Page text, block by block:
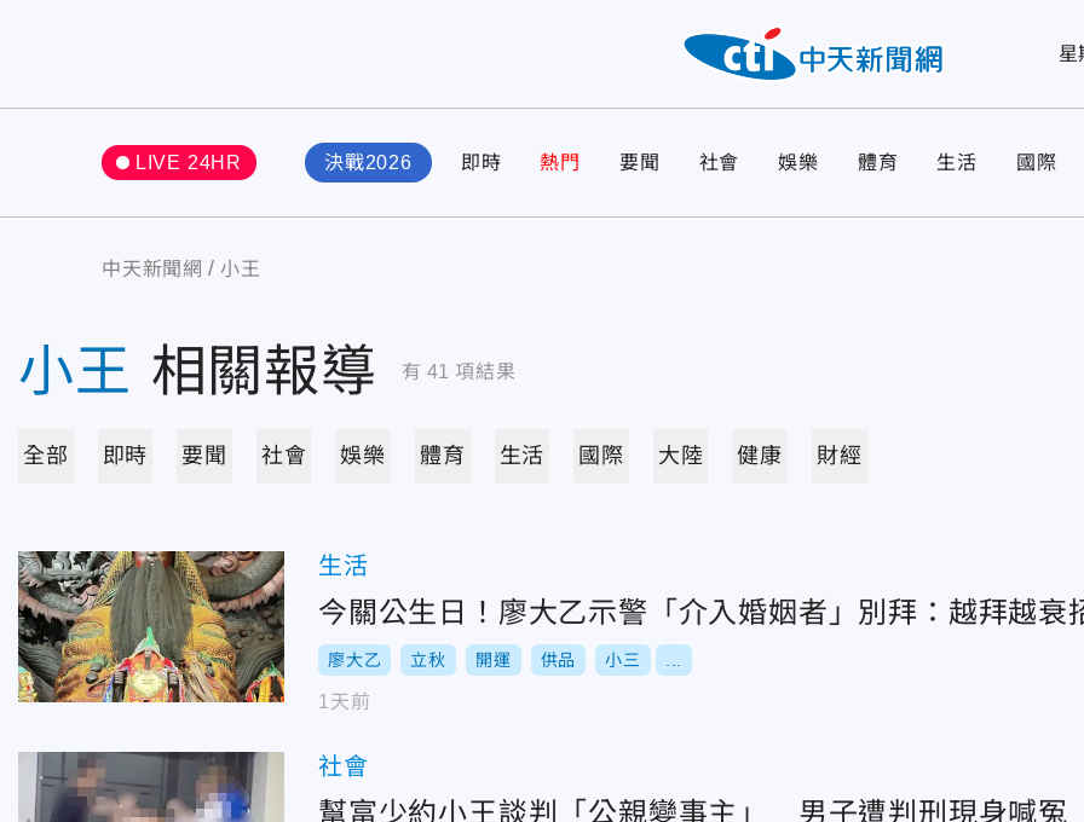
星
LIVE 24HR 決戰2026 即時 熱門 要聞 社會 娛樂 體育 生活 國際
中天新聞網 小王
小王 相關報導 有 41 項結果
全部 即時 要聞 社會 娛樂 體育 生活 國際 大陸 健康 財經
生活
今關公生日！廖大乙示警「介入婚姻者」別拜：越拜越衰
廖大乙 立秋 開運 供品 小三
1天前
社會
幫富少約小王談判「公親變事主」 男子遭判刑現身喊冤